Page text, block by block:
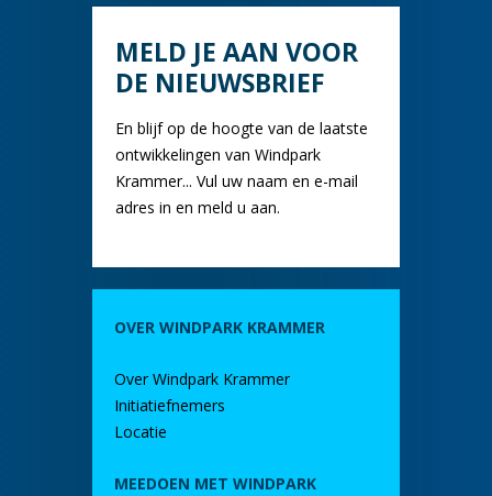
MELD JE AAN VOOR
DE NIEUWSBRIEF
En blijf op de hoogte van de laatste
ontwikkelingen van Windpark
Krammer... Vul uw naam en e-mail
adres in en meld u aan.
OVER WINDPARK KRAMMER
Over Windpark Krammer
Initiatiefnemers
Locatie
MEEDOEN MET WINDPARK